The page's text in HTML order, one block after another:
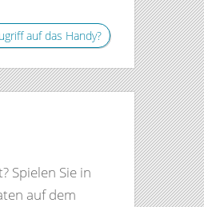
auf das Handy?
Spielen Sie in
auf dem